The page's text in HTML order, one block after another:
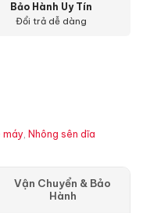
Bảo Hành Uy Tín
Đổi trả dễ dàng
máy, Nhông sên dĩa
Vận Chuyển & Bảo
Hành